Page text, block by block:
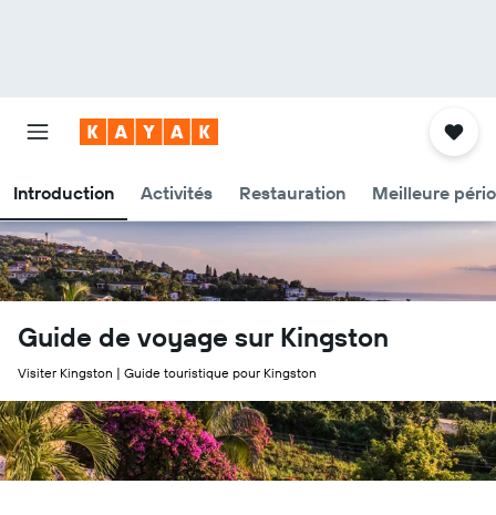
Introduction Activités Restauration Meilleure
Guide de voyage sur Kingston
Visiter Kingston | Guide touristique pour Kingston